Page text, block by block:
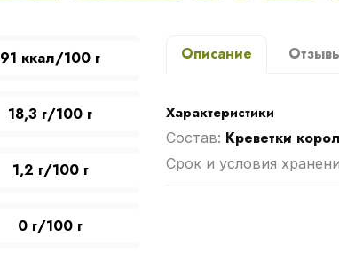
91 ккал/100 г
18,3 г/100 г
1,2 г/100 г
0 г/100 г
Описание
Характеристики
Cостав: Креветки
Срок и условия